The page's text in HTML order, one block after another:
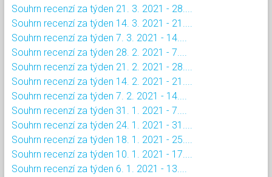
Souhrn recenzí za týden 21. 3. 2021 - 28....
Souhrn recenzí za týden 14. 3. 2021 - 21....
Souhrn recenzí za týden 7. 3. 2021 - 14....
Souhrn recenzí za týden 28. 2. 2021 - 7....
Souhrn recenzí za týden 21. 2. 2021 - 28....
Souhrn recenzí za týden 14. 2. 2021 - 21....
Souhrn recenzí za týden 7. 2. 2021 - 14....
Souhrn recenzí za týden 31. 1. 2021 - 7....
Souhrn recenzí za týden 24. 1. 2021 - 31....
Souhrn recenzí za týden 18. 1. 2021 - 25....
Souhrn recenzí za týden 10. 1. 2021 - 17....
Souhrn recenzí za týden 6. 1. 2021 - 13....